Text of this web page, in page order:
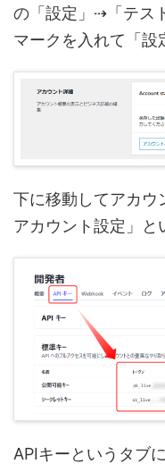
の「設定」⇢「テス
マークを入れて「設
下に移動してアカ
アカウント設定」と
APIキーというタブ